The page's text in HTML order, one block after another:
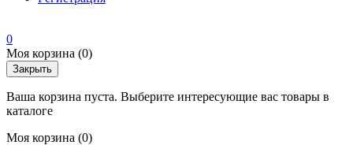
0
Моя корзина (0)
Закрыть
Ваша корзина пуста. Выберите интересующие вас товары в
каталоге
Моя корзина (0)